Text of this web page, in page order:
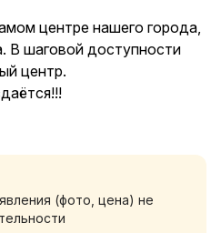
центре нашего города,
В шаговой доступности
центр.
(фото, цена) не